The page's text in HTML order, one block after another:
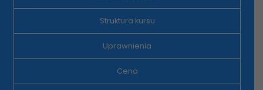
Struktura kursu
Uprawnienia
Cena